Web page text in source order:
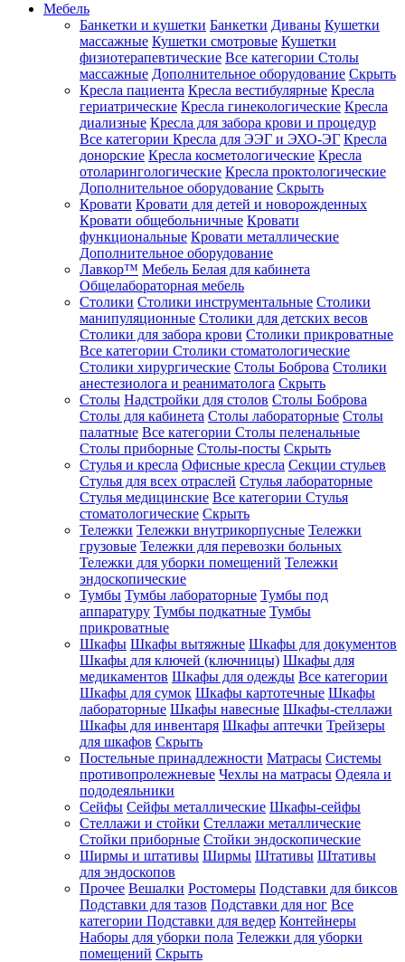
Мебель
Банкетки и кушетки Банкетки Диваны Кушетки
массажные Кушетки смотровые Кушетки
физиотерапевтические Все категории Столы
массажные Дополнительное оборудование Скрыть
Кресла пациента Кресла вестибулярные Кресла
гериатрические Кресла гинекологические Кресла
диализные Кресла для забора крови и процедур
Все категории Кресла для ЭЭГ и ЭХО-ЭГ Кресла
донорские Кресла косметологические Кресла
отоларингологические Кресла проктологические
Дополнительное оборудование Скрыть
Кровати Кровати для детей и новорожденных
Кровати общебольничные Кровати
функциональные Кровати металлические
Дополнительное оборудование
Лавкор™ Мебель Белая для кабинета
Общелабораторная мебель
Столики Столики инструментальные Столики
манипуляционные Столики для детских весов
Столики для забора крови Столики прикроватные
Все категории Столики стоматологические
Столики хирургические Столы Боброва Столики
анестезиолога и реаниматолога Скрыть
Столы Надстройки для столов Столы Боброва
Столы для кабинета Столы лабораторные Столы
палатные Все категории Столы пеленальные
Столы приборные Столы-посты Скрыть
Стулья и кресла Офисные кресла Секции стульев
Стулья для всех отраслей Стулья лабораторные
Стулья медицинские Все категории Стулья
стоматологические Скрыть
Тележки Тележки внутрикорпусные Тележки
грузовые Тележки для перевозки больных
Тележки для уборки помещений Тележки
эндоскопические
Тумбы Тумбы лабораторные Тумбы под
аппаратуру Тумбы подкатные Тумбы
прикроватные
Шкафы Шкафы вытяжные Шкафы для документов
Шкафы для ключей (ключницы) Шкафы для
медикаментов Шкафы для одежды Все категории
Шкафы для сумок Шкафы картотечные Шкафы
лабораторные Шкафы навесные Шкафы-стеллажи
Шкафы для инвентаря Шкафы аптечки Трейзеры
для шкафов Скрыть
Постельные принадлежности Матрасы Системы
противопролежневые Чехлы на матрасы Одеяла и
пододеяльники
Сейфы Сейфы металлические Шкафы-сейфы
Стеллажи и стойки Стеллажи металлические
Стойки приборные Стойки эндоскопические
Ширмы и штативы Ширмы Штативы Штативы
для эндоскопов
Прочее Вешалки Ростомеры Подставки для биксов
Подставки для тазов Подставки для ног Все
категории Подставки для ведер Контейнеры
Наборы для уборки пола Тележки для уборки
помещений Скрыть